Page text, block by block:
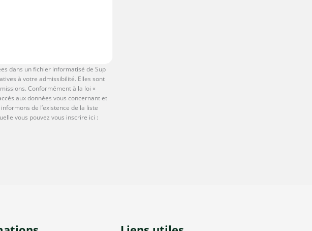
dans un fichier informatisé de Sup
à votre admissibilité. Elles sont
Conformément à la loi «
aux données vous concernant et
de l’existence de la liste
vous pouvez vous inscrire ici :